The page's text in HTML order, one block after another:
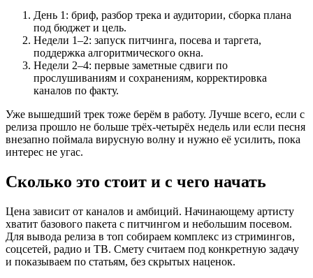
День 1: бриф, разбор трека и аудитории, сборка плана
под бюджет и цель.
Недели 1–2: запуск питчинга, посева и таргета,
поддержка алгоритмического окна.
Недели 2–4: первые заметные сдвиги по
прослушиваниям и сохранениям, корректировка
каналов по факту.
Уже вышедший трек тоже берём в работу. Лучше всего, если с
релиза прошло не больше трёх-четырёх недель или если песня
внезапно поймала вирусную волну и нужно её усилить, пока
интерес не угас.
Сколько это стоит и с чего начать
Цена зависит от каналов и амбиций. Начинающему артисту
хватит базового пакета с питчингом и небольшим посевом.
Для вывода релиза в топ собираем комплекс из стримингов,
соцсетей, радио и ТВ. Смету считаем под конкретную задачу
и показываем по статьям, без скрытых наценок.